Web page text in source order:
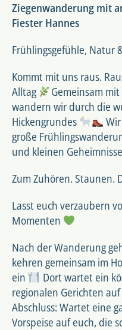
Ziegenwanderung mit
Fiester Hannes
Frühlingsgefühle, Natur
Kommt mit uns raus.
Alltag
Gemeinsam
wandern wir durch die
Hickengrundes
große
und kleinen
Zum Zuhören. Staunen.
Lasst euch verzaubern
Momenten
Nach der Wanderung
kehren gemeinsam im
ein
Dort wartet ein
regionalen Gerichten
Abschluss: Wartet eine
Vorspeise auf euch, die